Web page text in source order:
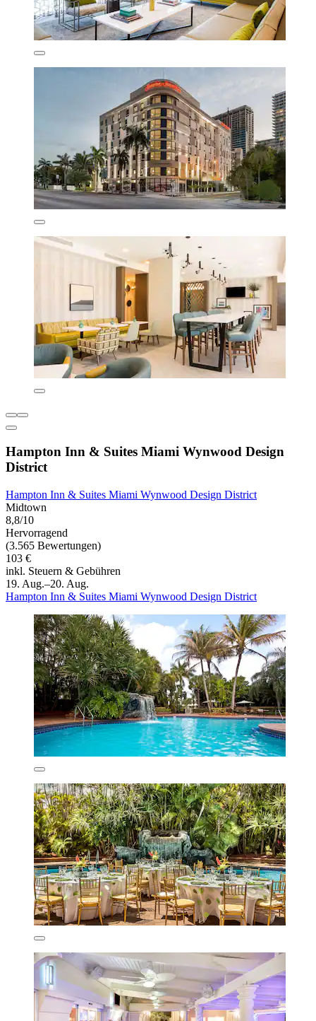
Hampton Inn & Suites Miami Wynwood Design
District
Hampton Inn & Suites Miami Wynwood Design District
Midtown
8,8/10
Hervorragend
(3.565 Bewertungen)
103 €
inkl. Steuern & Gebühren
19. Aug.–20. Aug.
Hampton Inn & Suites Miami Wynwood Design District